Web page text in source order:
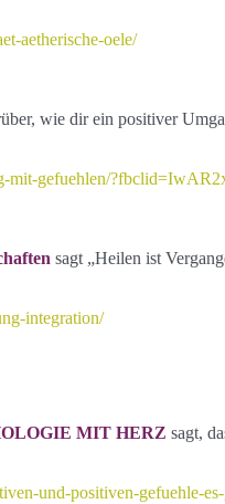
aetherische-oele/
wie dir ein positiver
mit-gefuehlen/
sagt „Heilen ist
integration/
MIT HERZ sagt,
und-positiven-gefuehle-